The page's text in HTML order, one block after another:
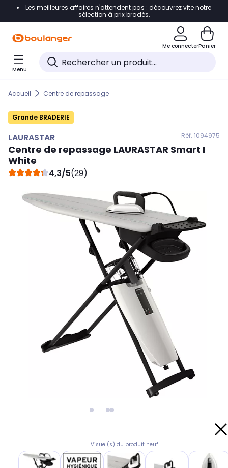
Accéder directement à la navigation
Accéder directement au pied de page
Accéder directement au chatbot
Les meilleures affaires n'attendent pas : découvrez vite notre
sélection à prix bradés.
Me connecterPanier
Menu
Accueil Centre de repassage
Grande BRADERIE
LAURASTAR Réf. 1094975
Centre de repassage LAURASTAR Smart I
White
4,3/5(29)
Visuel(s) du produit neuf